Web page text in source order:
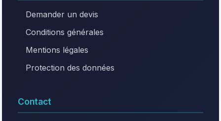
Demander un devis
Conditions générales
Mentions légales
Protection des données
Contact